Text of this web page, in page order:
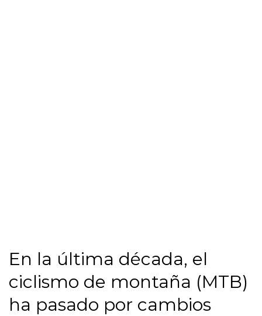
En la última década, el
ciclismo de montaña (MTB)
ha pasado por cambios